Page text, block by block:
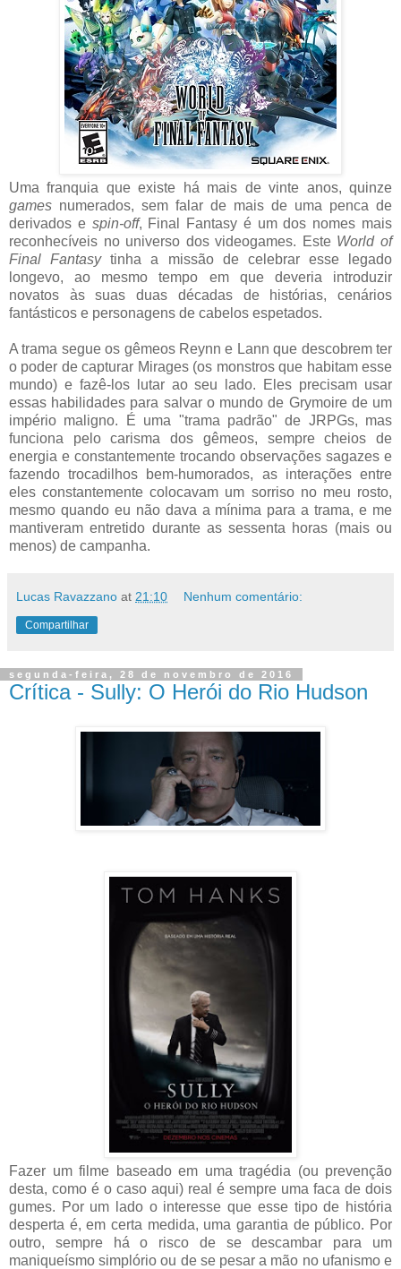
Uma franquia que existe há mais de vinte anos, quinze
games numerados, sem falar de mais de uma penca de
derivados e spin-off, Final Fantasy é um dos nomes mais
reconhecíveis no universo dos videogames. Este World of
Final Fantasytinha a missão de celebrar esse legado
longevo, ao mesmo tempo em que deveria introduzir
novatos às suas duas décadas de histórias, cenários
fantásticos e personagens de cabelos espetados.
A trama segue os gêmeos Reynn e Lann que descobrem ter
o poder de capturar Mirages (os monstros que habitam esse
mundo) e fazê-los lutar ao seu lado. Eles precisam usar
essas habilidades para salvar o mundo de Grymoire de um
império maligno. É uma "trama padrão" de JRPGs, mas
funciona pelo carisma dos gêmeos, sempre cheios de
energia e constantemente trocando observações sagazes e
fazendo trocadilhos bem-humorados, as interações entre
eles constantemente colocavam um sorriso no meu rosto,
mesmo quando eu não dava a mínima para a trama, e me
mantiveram entretido durante as sessenta horas (mais ou
menos) de campanha.
Lucas Ravazzano at 21:10 Nenhum comentário:
Compartilhar
segunda-feira, 28 de novembro de 2016
Crítica - Sully: O Herói do Rio Hudson
Fazer um filme baseado em uma tragédia (ou prevenção
desta, como é o caso aqui) real é sempre uma faca de dois
gumes. Por um lado o interesse que esse tipo de história
desperta é, em certa medida, uma garantia de público. Por
outro, sempre há o risco de se descambar para um
maniqueísmo simplório ou de se pesar a mão no ufanismo e